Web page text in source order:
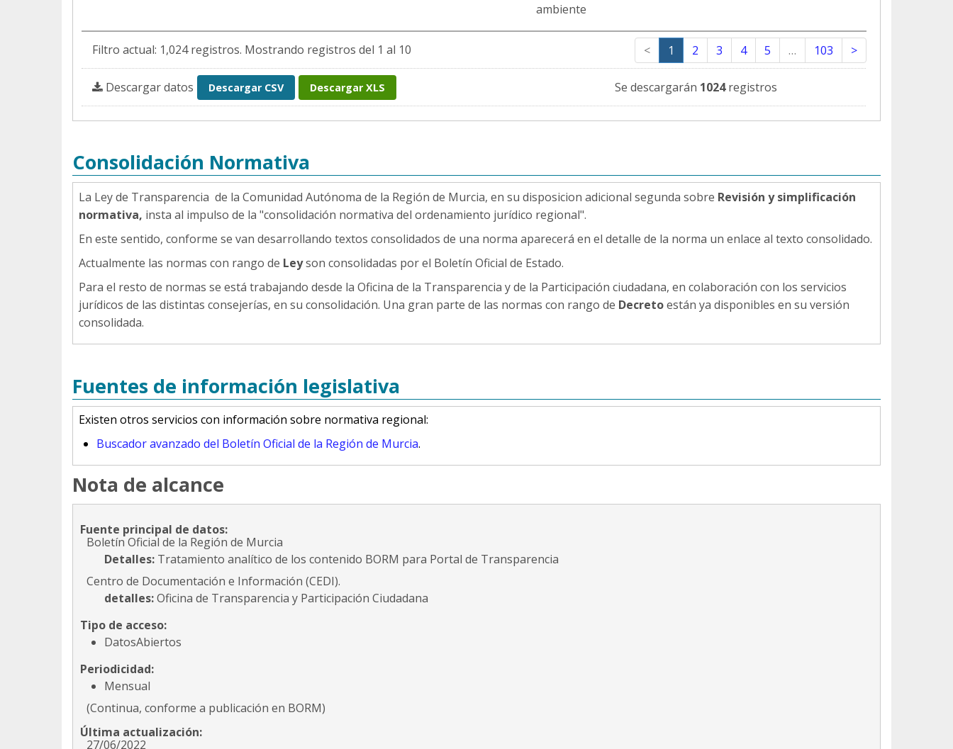
ambiente
Filtro actual: 1,024 registros. Mostrando registros del 1 al 10 < 1 2 3 4 5 … 103 >
Descargar datos Descargar CSV Descargar XLS Se descargarán 1024registros
Consolidación Normativa
La Ley de Transparencia de la Comunidad Autónoma de la Región de Murcia, en su disposicion adicional segunda sobre Revisión y simplificación
normativa, insta al impulso de la "consolidación normativa del ordenamiento jurídico regional".
En este sentido, conforme se van desarrollando textos consolidados de una norma aparecerá en el detalle de la norma un enlace al texto consolidado.
Actualmente las normas con rango de Leyson consolidadas por el Boletín Oficial de Estado.
Para el resto de normas se está trabajando desde la Oficina de la Transparencia y de la Participación ciudadana, en colaboración con los servicios
jurídicos de las distintas consejerías, en su consolidación. Una gran parte de las normas con rango de Decretoestán ya disponibles en su versión
consolidada.
Fuentes de información legislativa
Existen otros servicios con información sobre normativa regional:
Buscador avanzado del Boletín Oficial de la Región de Murcia.
Nota de alcance
Fuente principal de datos:
Boletín Oficial de la Región de Murcia
Detalles: Tratamiento analítico de los contenido BORM para Portal de Transparencia
Centro de Documentación e Información (CEDI).
detalles:Oficina de Transparencia y Participación Ciudadana
Tipo de acceso:
DatosAbiertos
Periodicidad:
Mensual
(Continua, conforme a publicación en BORM)
Última actualización:
27/06/2022